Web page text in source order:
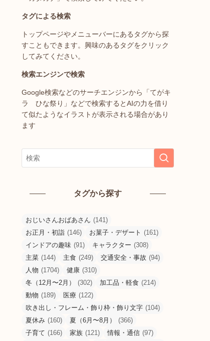
タグによる検索
トップページやメニューバーにあるタグから探
すこともできます。興味のあるタグをクリック
してみてください。
検索エンジンで検索
Google検索などのサーチエンジンから「てがキ
ラ ひな祭り」などで検索するとAIの力を借り
て似たようなイラストが表示される場合があり
ます
タグから探す
おじいさんおばあさん (141)
お正月・初詣 (146) お菓子・デザート (161)
インドアの趣味 (91) キャラクター (308)
主菜 (144) 主食 (249) 交通安全・事故 (94)
人物 (1704) 健康 (310)
冬（12月〜2月）
(302) 加工品・軽食 (214)
動物 (189) 医療 (122)
吹き出し・フレーム・飾り枠・飾り文字 (104)
夏休み (160) 夏（6月〜8月）
(366)
子育て (166) 家族 (121) 情報・通信 (97)